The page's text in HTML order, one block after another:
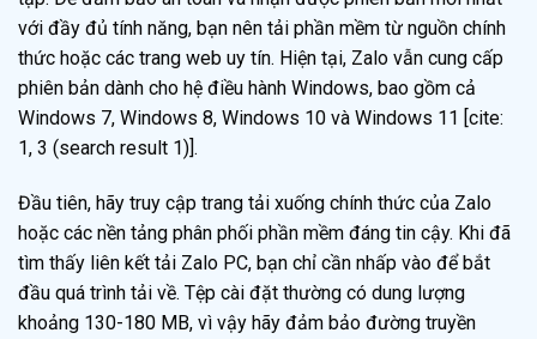
với đầy đủ tính năng, bạn nên tải phần mềm từ nguồn chính
thức hoặc các trang web uy tín. Hiện tại, Zalo vẫn cung cấp
phiên bản dành cho hệ điều hành Windows, bao gồm cả
Windows 7, Windows 8, Windows 10 và Windows 11 [cite:
1, 3 (search result 1)].
Đầu tiên, hãy truy cập trang tải xuống chính thức của Zalo
hoặc các nền tảng phân phối phần mềm đáng tin cậy. Khi đã
tìm thấy liên kết tải Zalo PC, bạn chỉ cần nhấp vào để bắt
đầu quá trình tải về. Tệp cài đặt thường có dung lượng
khoảng 130-180 MB, vì vậy hãy đảm bảo đường truyền